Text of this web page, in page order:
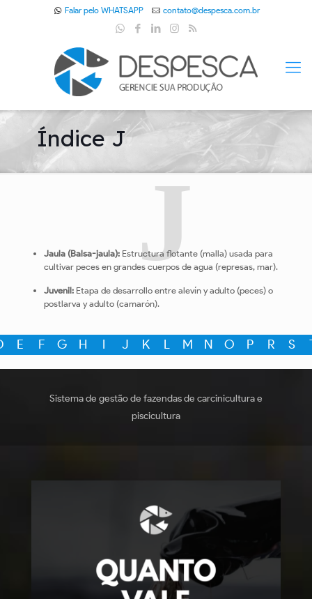
Falar pelo WHATSAPP contato@despesca.com.br
Índice J
J
Jaula (Balsa-jaula): Estructura flotante (malla) usada para
cultivar peces en grandes cuerpos de agua (represas, mar).
Juvenil: Etapa de desarrollo entre alevín y adulto (peces) o
postlarva y adulto (camarón).
E F G H I J K L M N O P R S
Sistema de gestão de fazendas de carcinicultura e
piscicultura